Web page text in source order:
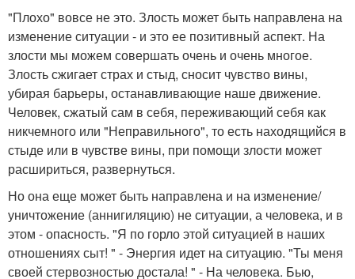
"Плохо" вовсе не это. Злость может быть направлена на
изменение ситуации - и это ее позитивный аспект. На
злости мы можем совершать очень и очень многое.
Злость сжигает страх и стыд, сносит чувство вины,
убирая барьеры, останавливающие наше движение.
Человек, сжатый сам в себя, переживающий себя как
никчемного или "Неправильного", то есть находящийся в
стыде или в чувстве вины, при помощи злости может
расшириться, развернуться.
Но она еще может быть направлена и на изменение/
уничтожение (аннигиляцию) не ситуации, а человека, и в
этом - опасность. "Я по горло этой ситуацией в наших
отношениях сыт! " - Энергия идет на ситуацию. "Ты меня
своей стервозностью достала! " - На человека. Бью,